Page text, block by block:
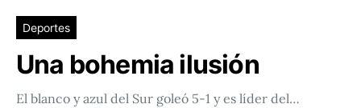
Deportes
Una bohemia ilusión
El blanco y azul del Sur goleó 5-1 y es líder del…